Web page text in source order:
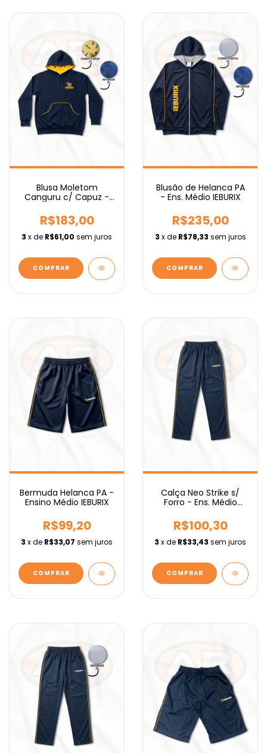
Blusa Moletom
Canguru c/ Capuz -
R$183,00
3 x de R$61,00 sem juros
COMPRAR
Blusão de Helanca PA
- Ens. Médio IEBURIX
R$235,00
3 x de R$78,33 sem juros
COMPRAR
Bermuda Helanca PA -
Ensino Médio IEBURIX
R$99,20
3 x de R$33,07 sem juros
COMPRAR
Calça Neo Strike s/
Forro - Ens. Médio
R$100,30
3 x de R$33,43 sem juros
COMPRAR